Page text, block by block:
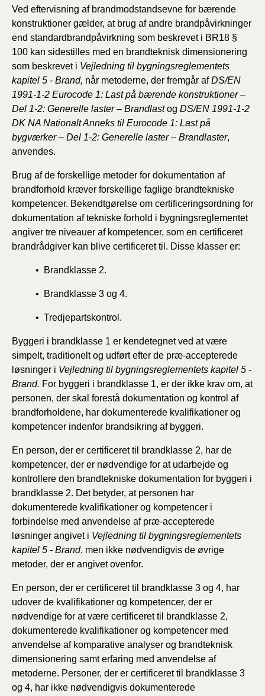
Ved eftervisning af brandmodstandsevne for bærende
konstruktioner gælder, at brug af andre brandpåvirkninger
end standardbrandpåvirkning som beskrevet i BR18 §
100 kan sidestilles med en brandteknisk dimensionering
som beskrevet i Vejledning til bygningsreglementets
kapitel 5 - Brand, når metoderne, der fremgår afDS/EN
1991-1-2 Eurocode 1: Last på bærende konstruktioner –
Del 1-2: Generelle laster – Brandlastog DS/EN 1991-1-2
DK NA Nationalt Anneks til Eurocode 1: Last på
bygværker – Del 1-2: Generelle laster – Brandlaster,
anvendes.
Brug af de forskellige metoder for dokumentation af
brandforhold kræver forskellige faglige brandtekniske
kompetencer. Bekendtgørelse om certificeringsordning for
dokumentation af tekniske forhold i bygningsreglementet
angiver tre niveauer af kompetencer, som en certificeret
brandrådgiver kan blive certificeret til. Disse klasser er:
• Brandklasse 2.
• Brandklasse 3 og 4.
• Tredjepartskontrol.
Byggeri i brandklasse 1 er kendetegnet ved at være
simpelt, traditionelt og udført efter de præ-accepterede
løsninger i Vejledning til bygningsreglementets kapitel 5 -
Brand. For byggeri i brandklasse 1, er der ikke krav om, at
personen, der skal forestå dokumentation og kontrol af
brandforholdene, har dokumenterede kvalifikationer og
kompetencer indenfor brandsikring af byggeri.
En person, der er certificeret til brandklasse 2, har de
kompetencer, der er nødvendige for at udarbejde og
kontrollere den brandtekniske dokumentation for byggeri i
brandklasse 2. Det betyder, at personen har
dokumenterede kvalifikationer og kompetencer i
forbindelse med anvendelse af præ-accepterede
løsninger angivet i Vejledning til bygningsreglementets
kapitel 5 - Brand, men ikke nødvendigvis de øvrige
metoder, der er angivet ovenfor.
En person, der er certificeret til brandklasse 3 og 4, har
udover de kvalifikationer og kompetencer, der er
nødvendige for at være certificeret til brandklasse 2,
dokumenterede kvalifikationer og kompetencer med
anvendelse af komparative analyser og brandteknisk
dimensionering samt erfaring med anvendelse af
metoderne. Personer, der er certificeret til brandklasse 3
og 4, har ikke nødvendigvis dokumenterede